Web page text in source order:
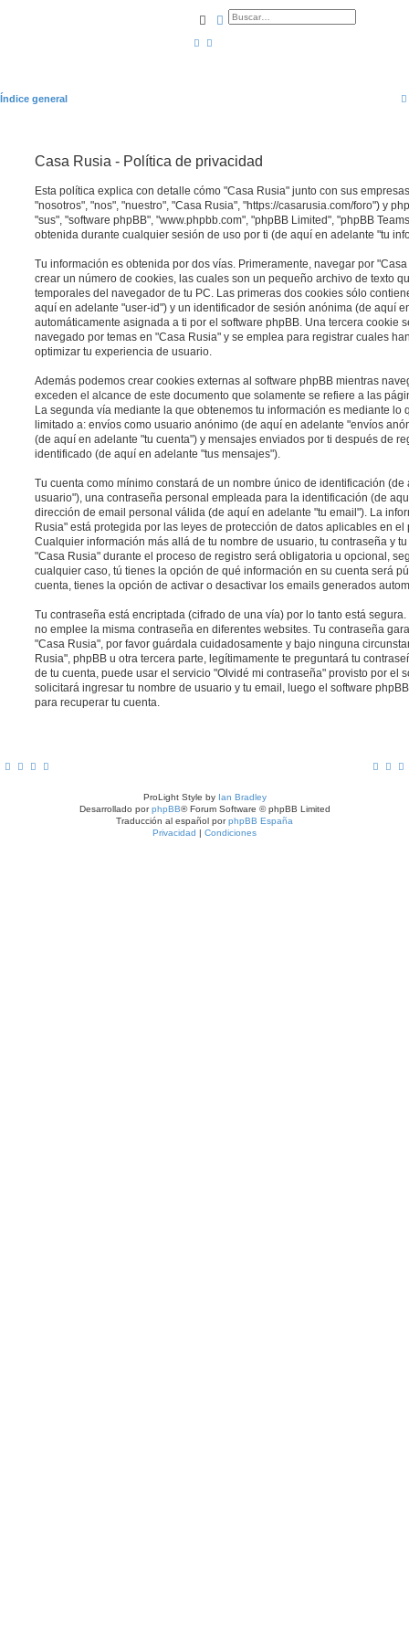
BuscarBúsqueda avanzada
Índice general
Casa Rusia - Política de privacidad
Esta política explica con detalle cómo "Casa Rusia" junto con sus
"nosotros", "nos", "nuestro", "Casa Rusia", "https://casarusia.com/foro") y
"sus", "software phpBB", "www.phpbb.com", "phpBB Limited", "phpBB
obtenida durante cualquier sesión de uso por ti (de aquí en adelante "tu
Tu información es obtenida por dos vías. Primeramente, navegar por
crear un número de cookies, las cuales son un pequeño archivo de texto
temporales del navegador de tu PC. Las primeras dos cookies sólo
aquí en adelante "user-id") y un identificador de sesión anónima (de aquí
automáticamente asignada a ti por el software phpBB. Una tercera cookie
navegado por temas en "Casa Rusia" y se emplea para registrar cuales
optimizar tu experiencia de usuario.
Además podemos crear cookies externas al software phpBB mientras
exceden el alcance de este documento que solamente se refiere a las
La segunda vía mediante la que obtenemos tu información es mediante lo
limitado a: envíos como usuario anónimo (de aquí en adelante "envíos
(de aquí en adelante "tu cuenta") y mensajes enviados por ti después de
identificado (de aquí en adelante "tus mensajes").
Tu cuenta como mínimo constará de un nombre único de identificación
usuario"), una contraseña personal empleada para la identificación (de
dirección de email personal válida (de aquí en adelante "tu email"). La
Rusia" está protegida por las leyes de protección de datos aplicables en
Cualquier información más allá de tu nombre de usuario, tu contraseña y
"Casa Rusia" durante el proceso de registro será obligatoria u opcional,
cualquier caso, tú tienes la opción de qué información en su cuenta será
cuenta, tienes la opción de activar o desactivar los emails generados
Tu contraseña está encriptada (cifrado de una vía) por lo tanto está
no emplee la misma contraseña en diferentes websites. Tu contraseña
"Casa Rusia", por favor guárdala cuidadosamente y bajo ninguna
Rusia", phpBB u otra tercera parte, legítimamente te preguntará tu
de tu cuenta, puede usar el servicio "Olvidé mi contraseña" provisto por el
solicitará ingresar tu nombre de usuario y tu email, luego el software
para recuperar tu cuenta.
ProLight Style by Ian Bradley
Desarrollado porphpBB® Forum Software © phpBB Limited
Traducción al español porphpBB España
Privacidad | Condiciones